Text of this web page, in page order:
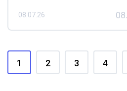
08.07.26
1 2 3 4